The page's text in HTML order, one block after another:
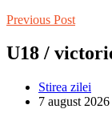
Previous Post
U18 /
Stirea zilei
7 august 2026